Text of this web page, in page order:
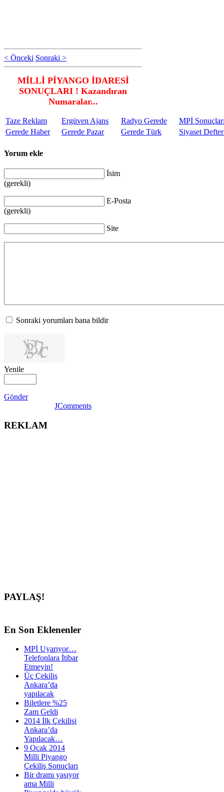
< Önceki Sonraki >
MİLLİ PİYANGO İDARESİ
SONUÇLARI ! Kazandıran
Numaralar...
Taze Reklam Ergüven Ajans Radyo Gerede
MPİ
Gerede Haber
Gerede Pazar Gerede Türk Siyaset
Yorum ekle
İsim
(gerekli)
E-Posta
(gerekli)
Site
Sonraki yorumları bana bildir
Yenile
Gönder
JComments
REKLAM
PAYLAŞ!
En Son Eklenenler
MPİ Uyarıyor…
Telefonlara İtibar
Etmeyin!
Üç Çekiliş
Ankara’da
yapılacak
Biletlere %25
Zam Geldi
2014 İlk Çekilişi
Ankara’da
Yapılacak…
9 Ocak 2014
Milli Piyango
Çekiliş Sonuçları
Bir dramı yaşıyor
ama Milli